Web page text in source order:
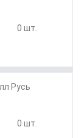
0 шт.
Русь
0 шт.